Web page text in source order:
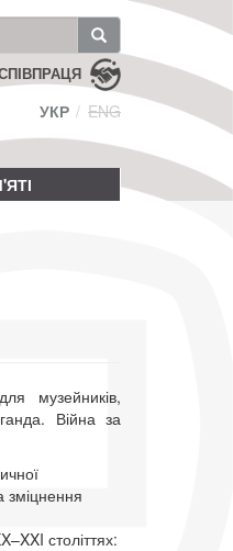
УКР ENG
музейників,
Війна за
зміцнення
століттях: